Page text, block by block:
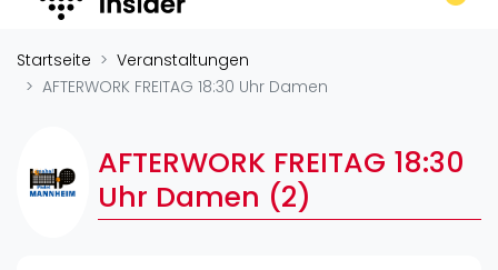
Buchungssysteme
Padel-Shops
Padel-Marken
Verschiedenes
Veranstaltungen
Startseite
Veranstaltungen
AFTERWORK FREITAG 18:30 Uhr Damen
AFTERWORK FREITAG 18:30
Uhr Damen (2)